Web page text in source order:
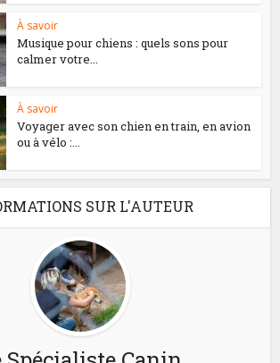
À savoir
Musique pour chiens : quels sons pour
calmer votre...
À savoir
Voyager avec son chien en train, en avion
ou à vélo :...
SUR L'AUTEUR